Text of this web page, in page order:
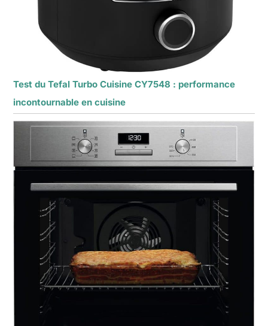
Test du Tefal Turbo Cuisine CY7548 : performance
incontournable en cuisine